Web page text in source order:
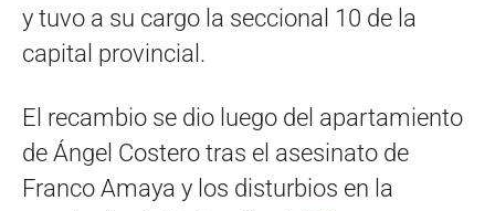
y tuvo a su cargo la seccional 10 de la
capital provincial.
El recambio se dio luego del apartamiento
de Ángel Costero tras el asesinato de
Franco Amaya y los disturbios en la